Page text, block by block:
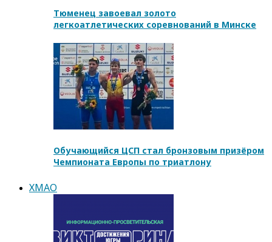
Тюменец завоевал золото
легкоатлетических соревнований в Минске
Обучающийся ЦСП стал бронзовым призёром
Чемпионата Европы по триатлону
ХМАО